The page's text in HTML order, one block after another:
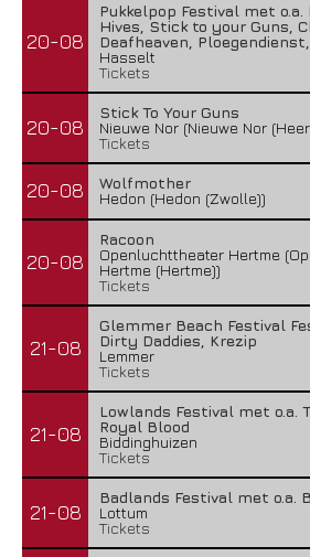
20-08
Pukkelpop Festival met
Hives, Stick to your Guns,
Deafheaven,
Hasselt
Tickets
20-08
Stick To Your Guns
Nieuwe Nor (Nieuwe Nor
Tickets
20-08
Wolfmother
Hedon (Hedon (Zwolle))
20-08
Racoon
Openluchttheater Hertme
Hertme (Hertme))
Tickets
21-08
Glemmer Beach Festival
Dirty Daddies, Krezip
Lemmer
Tickets
21-08
Lowlands Festival met o.a.
Royal Blood
Biddinghuizen
Tickets
21-08
Badlands Festival met o.a.
Lottum
Tickets